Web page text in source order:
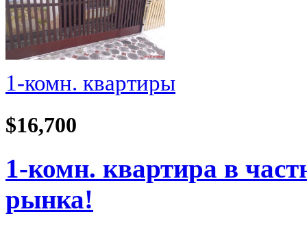
1-комн. квартиры
$16,700
1-комн. квартира в
рынка!